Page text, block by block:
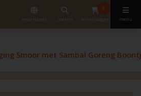
nederlands zoeken
0
winkelwagen menu
Smoor met Sambal Goreng